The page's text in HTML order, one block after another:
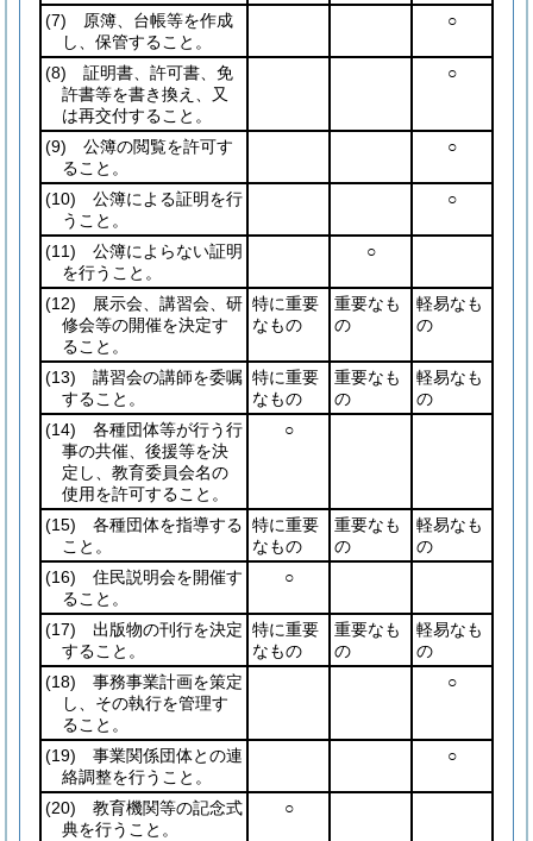
(7) 原簿、台帳等を作成
し、保管すること。
○
(8) 証明書、許可書、免
許書等を書き換え、又
は再交付すること。
○
(9) 公簿の閲覧を許可す
ること。
○
(10) 公簿による証明を行
うこと。
○
(11) 公簿によらない証明
を行うこと。
○
(12) 展示会、講習会、研
修会等の開催を決定す
ること。
特に重要
なもの
重要なも
の
軽易なも
の
(13) 講習会の講師を委嘱
すること。
特に重要
なもの
重要なも
の
軽易なも
の
(14) 各種団体等が行う行
事の共催、後援等を決
定し、教育委員会名の
使用を許可すること。
○
(15) 各種団体を指導する
こと。
特に重要
なもの
重要なも
の
軽易なも
の
(16) 住民説明会を開催す
ること。
○
(17) 出版物の刊行を決定
すること。
特に重要
なもの
重要なも
の
軽易なも
の
(18) 事務事業計画を策定
し、その執行を管理す
ること。
○
(19) 事業関係団体との連
絡調整を行うこと。
○
(20) 教育機関等の記念式
典を行うこと。
○